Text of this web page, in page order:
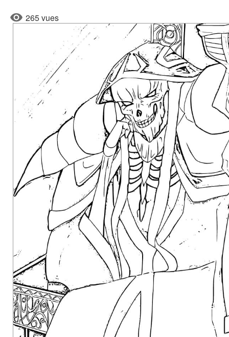
265 vues